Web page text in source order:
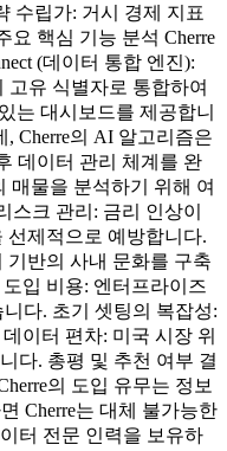
수립가: 거시 경제 지표
핵심 기능 분석 Cherre
(데이터 통합 엔진):
고유 식별자로 통합하여
는 대시보드를 제공합니
Cherre의 AI 알고리즘은
데이터 관리 체계를 완
매물을 분석하기 위해 여
크 관리: 금리 인상이
선제적으로 예방합니다.
기반의 사내 문화를 구축
입 비용: 엔터프라이즈
다. 초기 셋팅의 복잡성:
이터 편차: 미국 시장 위
다. 총평 및 추천 여부 결
의 도입 유무는 정보
Cherre는 대체 불가능한
터 전문 인력을 보유하